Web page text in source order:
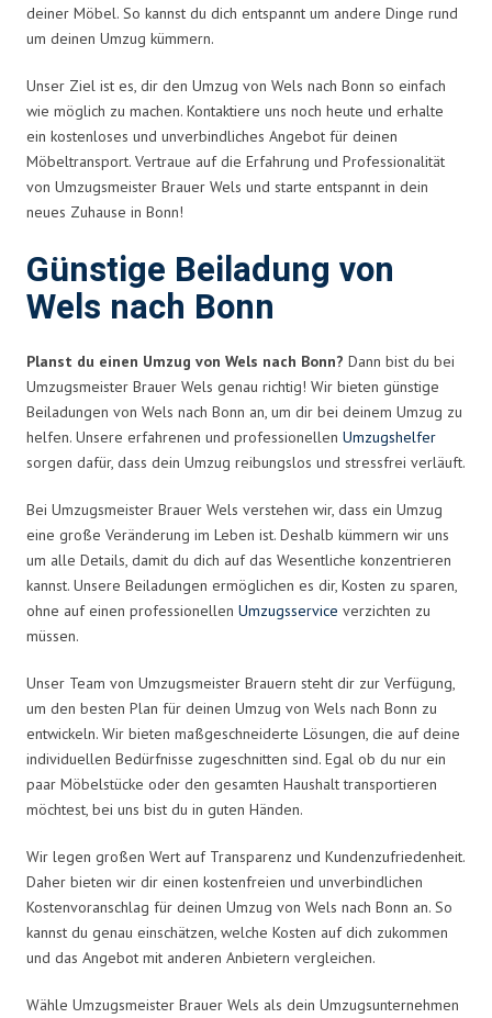
deiner Möbel. So kannst du dich entspannt um andere Dinge rund
um deinen Umzug kümmern.
Unser Ziel ist es, dir den Umzug von Wels nach Bonn so einfach
wie möglich zu machen. Kontaktiere uns noch heute und erhalte
ein kostenloses und unverbindliches Angebot für deinen
Möbeltransport. Vertraue auf die Erfahrung und Professionalität
von Umzugsmeister Brauer Wels und starte entspannt in dein
neues Zuhause in Bonn!
Günstige Beiladung von
Wels nach Bonn
Planst du einen Umzug von Wels nach Bonn? Dann bist du bei
Umzugsmeister Brauer Wels genau richtig! Wir bieten günstige
Beiladungen von Wels nach Bonn an, um dir bei deinem Umzug zu
helfen. Unsere erfahrenen und professionellen Umzugshelfer
sorgen dafür, dass dein Umzug reibungslos und stressfrei verläuft.
Bei Umzugsmeister Brauer Wels verstehen wir, dass ein Umzug
eine große Veränderung im Leben ist. Deshalb kümmern wir uns
um alle Details, damit du dich auf das Wesentliche konzentrieren
kannst. Unsere Beiladungen ermöglichen es dir, Kosten zu sparen,
ohne auf einen professionellen Umzugsservice verzichten zu
müssen.
Unser Team von Umzugsmeister Brauern steht dir zur Verfügung,
um den besten Plan für deinen Umzug von Wels nach Bonn zu
entwickeln. Wir bieten maßgeschneiderte Lösungen, die auf deine
individuellen Bedürfnisse zugeschnitten sind. Egal ob du nur ein
paar Möbelstücke oder den gesamten Haushalt transportieren
möchtest, bei uns bist du in guten Händen.
Wir legen großen Wert auf Transparenz und Kundenzufriedenheit.
Daher bieten wir dir einen kostenfreien und unverbindlichen
Kostenvoranschlag für deinen Umzug von Wels nach Bonn an. So
kannst du genau einschätzen, welche Kosten auf dich zukommen
und das Angebot mit anderen Anbietern vergleichen.
Wähle Umzugsmeister Brauer Wels als dein Umzugsunternehmen